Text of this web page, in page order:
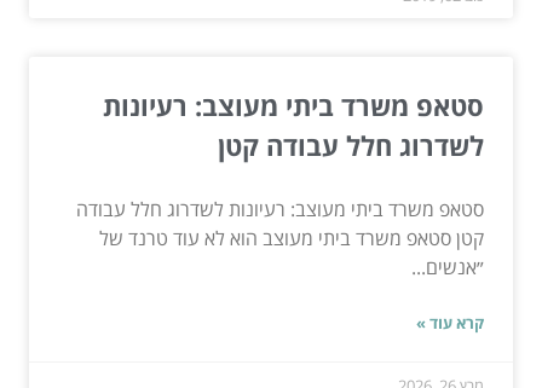
סטאפ משרד ביתי מעוצב: רעיונות
לשדרוג חלל עבודה קטן
סטאפ משרד ביתי מעוצב: רעיונות לשדרוג חלל עבודה
קטן סטאפ משרד ביתי מעוצב הוא לא עוד טרנד של
״אנשים...
קרא עוד »